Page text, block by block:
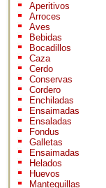
Aperitivos
Arroces
Aves
Bebidas
Bocadillos
Caza
Cerdo
Conservas
Cordero
Enchiladas
Ensaimadas
Ensaladas
Fondus
Galletas
Ensaimadas
Helados
Huevos
Mantequillas